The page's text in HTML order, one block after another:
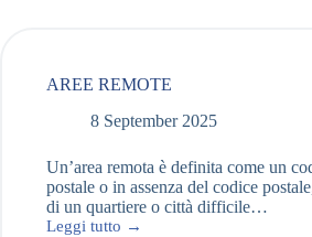
AREE REMOTE
8 September 2025
Un’area remota è definita come un
postale o in assenza del codice
di un quartiere o città difficile…
Leggi tutto →